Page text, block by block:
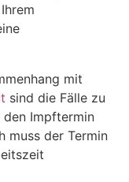
mit
sind die Fälle zu
den Impftermin
muss der Termin